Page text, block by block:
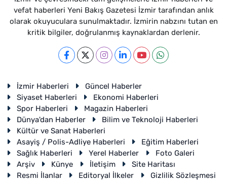
vefat haberleri Yeni Bakış Gazetesi İzmir tarafından anlık
olarak okuyuculara sunulmaktadır. İzmirin nabzını tutan en
kritik bilgiler, doğrulanmış kaynaklardan derlenir.
İzmir Haberleri
Güncel Haberler
Siyaset Haberleri
Ekonomi Haberleri
Spor Haberleri
Magazin Haberleri
Dünya'dan Haberler
Bilim ve Teknoloji Haberleri
Kültür ve Sanat Haberleri
Asayiş / Polis-Adliye Haberleri
Eğitim Haberleri
Sağlık Haberleri
Yerel Haberler
Foto Galeri
Arşiv
Künye İletişim
Site Haritası
Resmi İlanlar
Editoryal İlkeler Gizlilik Sözleşmesi